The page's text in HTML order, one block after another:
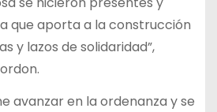
que aporta a la construcción
y lazos de solidaridad”,
avanzar en la ordenanza y se